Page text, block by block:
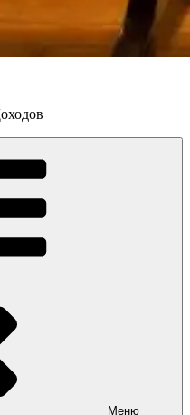
Меню